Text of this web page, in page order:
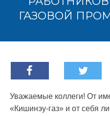
ГАЗОВОЙ
Уважаемые коллеги! От
«Кишинэу-газ» и от себя